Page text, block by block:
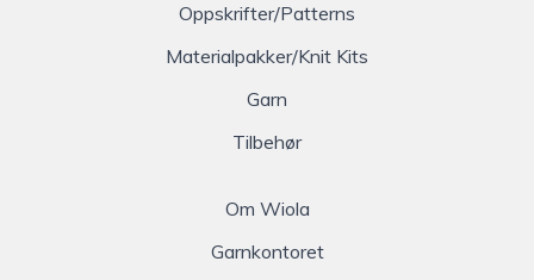
Oppskrifter/Patterns
Materialpakker/Knit Kits
Garn
Tilbehør
Om Wiola
Garnkontoret